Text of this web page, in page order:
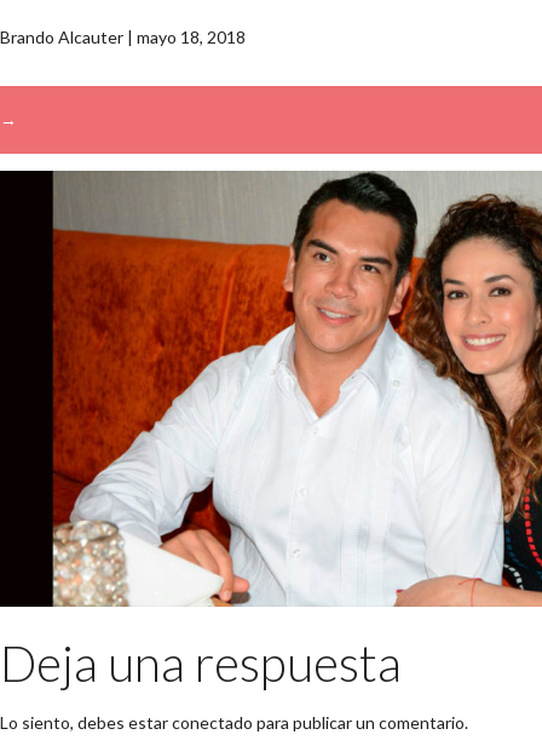
Brando Alcauter | mayo 18, 2018
→
Deja una respuesta
Lo siento, debes estarconectado para publicar un comentario.